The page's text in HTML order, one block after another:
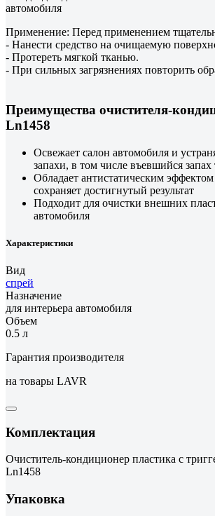
автомобиля
Применение: Перед применением
- Нанести средство на очищаемую
- Протереть мягкой тканью.
- При сильных загрязнениях повторить
Преимущества очистителя-
Ln1458
Освежает салон автомобиля и
запахи, в том числе въевшийся запах
Обладает антистатическим
сохраняет достигнутый результат
Подходит для очистки внешних
автомобиля
Характеристики
Вид
спрей
Назначение
для интерьера автомобиля
Объем
0.5 л
Гарантия производителя
на товары LAVR
Комплектация
Очиститель-кондиционер пластика с
Ln1458
Упаковка